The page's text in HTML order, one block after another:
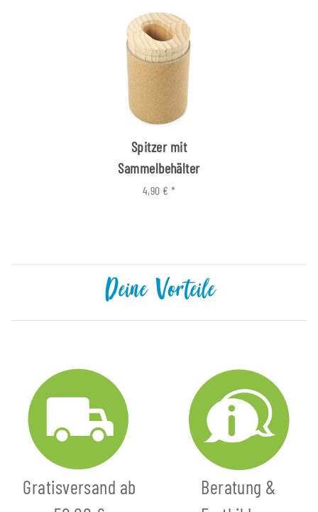
Spitzer mit
Sammelbehälter
4,90 € *
Deine Vorteile
Gratisversand ab
Beratung &